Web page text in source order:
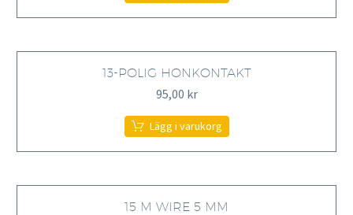
13-POLIG HONKONTAKT
95,00 kr
Lägg i varukorg
15 M WIRE 5 MM